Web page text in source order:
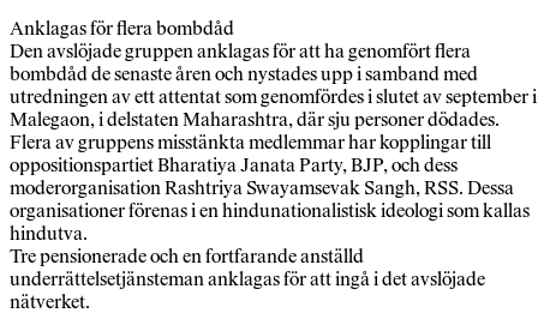
Anklagas för flera bombdåd
Den avslöjade gruppen anklagas för att ha genomfört flera
bombdåd de senaste åren och nystades upp i samband med
utredningen av ett attentat som genomfördes i slutet av september i
Malegaon, i delstaten Maharashtra, där sju personer dödades.
Flera av gruppens misstänkta medlemmar har kopplingar till
oppositionspartiet Bharatiya Janata Party, BJP, och dess
moderorganisation Rashtriya Swayamsevak Sangh, RSS. Dessa
organisationer förenas i en hindunationalistisk ideologi som kallas
hindutva.
Tre pensionerade och en fortfarande anställd
underrättelsetjänsteman anklagas för att ingå i det avslöjade
nätverket.